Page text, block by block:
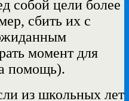
собой цели более
сбить их с
момент для
помощь).
из школьных лет